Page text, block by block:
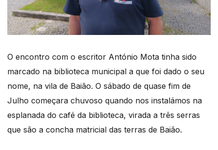
O encontro com o escritor António Mota tinha sido
marcado na biblioteca municipal a que foi dado o seu
nome, na vila de Baião. O sábado de quase fim de
Julho começara chuvoso quando nos instalámos na
esplanada do café da biblioteca, virada a três serras
que são a concha matricial das terras de Baião.